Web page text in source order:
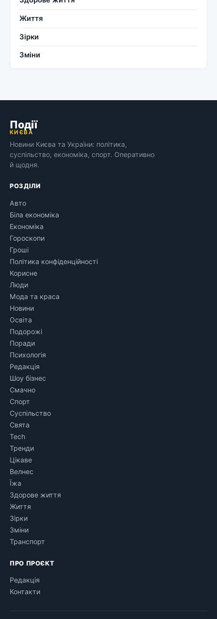
Життя
Зірки
Зміни
Події
КИЄВА
Новини Києва та України: політика,
суспільство, економіка, спорт. Оперативно
й щодня.
РОЗДІЛИ
Авто
Біла економіка
Економіка
Гороскопи
Гроші
Політика конфіденційності
Корисне
Люди
Мода та краса
Новини
Освіта
Подорожі
Поради
Психологія
Редакція
Шоу бізнес
Смачно
Спорт
Суспільство
Свята
Tech
Тренди
Цікаве
Велнес
Їжа
Здорове життя
Життя
Зірки
Зміни
Транспорт
ПРО ПРОЄКТ
Редакція
Контакти